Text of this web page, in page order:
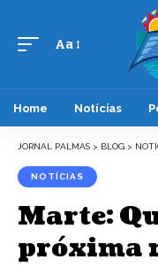
Font
Aa
Home Notícias
JORNAL PALMAS > BLOG >
NOTÍCIAS
Marte:
próxima